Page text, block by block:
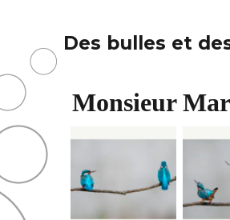
Des bulles et
Monsieur